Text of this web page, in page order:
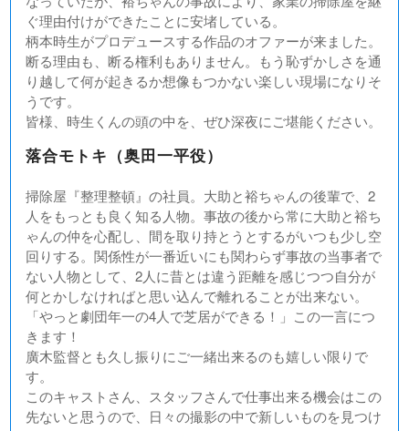
ぐ理由付けができたことに安堵している。
柄本時生がプロデュースする作品のオファーが来ました。
断る理由も、断る権利もありません。もう恥ずかしさを通
り越して何が起きるか想像もつかない楽しい現場になりそ
うです。
皆様、時生くんの頭の中を、ぜひ深夜にご堪能ください。
落合モトキ（奥田一平役）
掃除屋『整理整頓』の社員。大助と裕ちゃんの後輩で、2
人をもっとも良く知る人物。事故の後から常に大助と裕ち
ゃんの仲を心配し、間を取り持とうとするがいつも少し空
回りする。関係性が一番近いにも関わらず事故の当事者で
ない人物として、2人に昔とは違う距離を感じつつ自分が
何とかしなければと思い込んで離れることが出来ない。
「やっと劇団年一の4人で芝居ができる！」この一言につ
きます！
廣木監督とも久し振りにご一緒出来るのも嬉しい限りで
す。
このキャストさん、スタッフさんで仕事出来る機会はこの
先ないと思うので、日々の撮影の中で新しいものを見つけ